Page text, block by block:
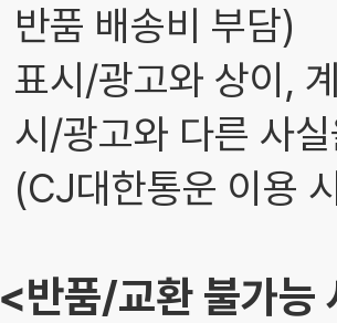
반품 배송비 부담)
표시/광고와 상이,
시/광고와 다른 사
(CJ대한통운 이용
<반품/교환 불가능